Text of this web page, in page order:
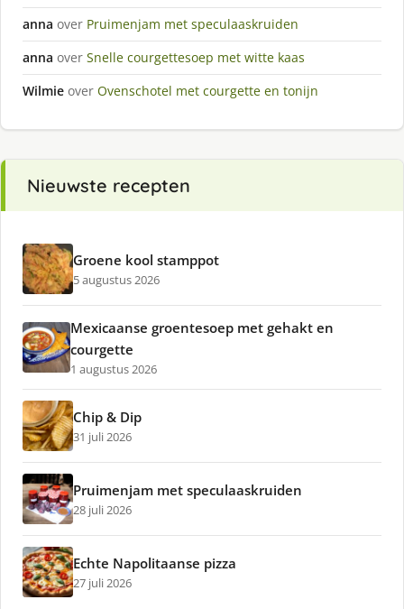
anna over Pruimenjam met speculaaskruiden
anna over Snelle courgettesoep met witte kaas
Wilmie over Ovenschotel met courgette en tonijn
Nieuwste recepten
Groene kool stamppot
5 augustus 2026
Mexicaanse groentesoep met gehakt en
courgette
1 augustus 2026
Chip & Dip
31 juli 2026
Pruimenjam met speculaaskruiden
28 juli 2026
Echte Napolitaanse pizza
27 juli 2026